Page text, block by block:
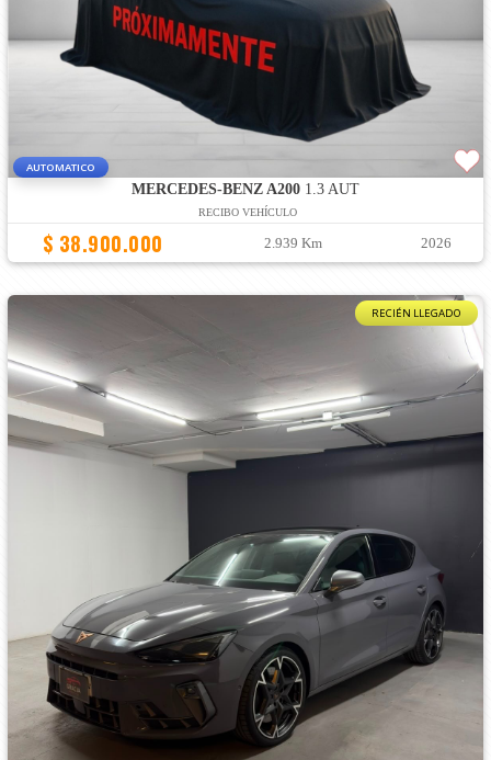
AUTOMATICO
MERCEDES-BENZ A2001.3 AUT
RECIBO VEHÍCULO
$ 38.900.000 2.939 Km 2026
RECIÉN LLEGADO